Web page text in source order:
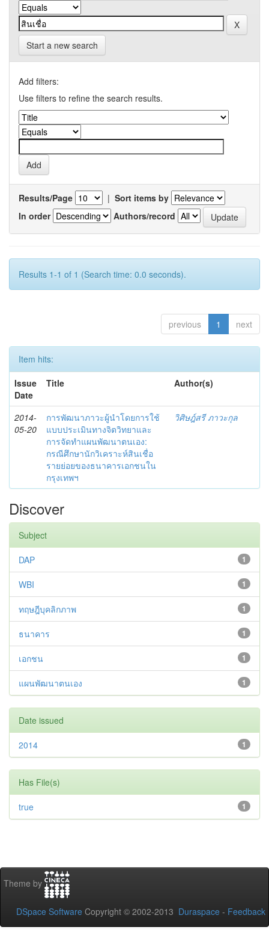
Start a new search
Add filters:
Use filters to refine the search results.
Results/Page | Sort items by
In order
Authors/record
Results 1-1 of 1 (Search time: 0.0 seconds).
previous 1 next
Item hits:
Issue
Date
Title Author(s)
2014-
05-20
การพัฒนาภาวะผู้นำโดยการใช้
แบบประเมินทางจิตวิทยาและ
การจัดทำแผนพัฒนาตนเอง:
กรณีศึกษานักวิเคราะห์สินเชื่อ
รายย่อยของธนาคารเอกชนใน
กรุงเทพฯ
วิศิษฎ์สรี ภาวะกุล
Discover
Subject
1
DAP
1
WBI
1
ทฤษฎีบุคลิกภาพ
1
ธนาคาร
1
เอกชน
1
แผนพัฒนาตนเอง
Date issued
1
2014
Has File(s)
1
true
Theme by
DSpace Software Copyright © 2002-2013 Duraspace - Feedback